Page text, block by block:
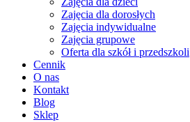
Zajęcia dla dorosłych
Zajęcia indywidualne
Zajęcia grupowe
Oferta dla szkół i przedszkoli
Cennik
O nas
Kontakt
Blog
Sklep